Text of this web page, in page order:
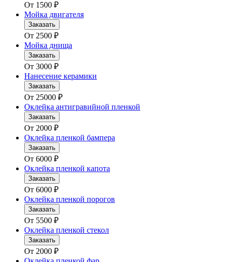
От 1500 ₽
Мойка двигателя
Заказать
От 2500 ₽
Мойка днища
Заказать
От 3000 ₽
Нанесение керамики
Заказать
От 25000 ₽
Оклейка антигравийной пленкой
Заказать
От 2000 ₽
Оклейка пленкой бампера
Заказать
От 6000 ₽
Оклейка пленкой капота
Заказать
От 6000 ₽
Оклейка пленкой порогов
Заказать
От 5500 ₽
Оклейка пленкой стекол
Заказать
От 2000 ₽